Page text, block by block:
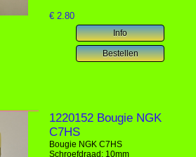
€ 2.80
1220152 Bougie NGK
C7HS
Bougie NGK C7HS
Schroefdraad: 10mm